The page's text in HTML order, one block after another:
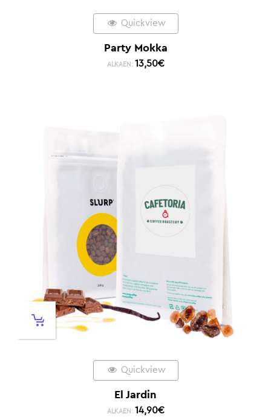
Quickview
Party Mokka
ALKAEN: 13,50€
Quickview
El Jardin
ALKAEN: 14,90€